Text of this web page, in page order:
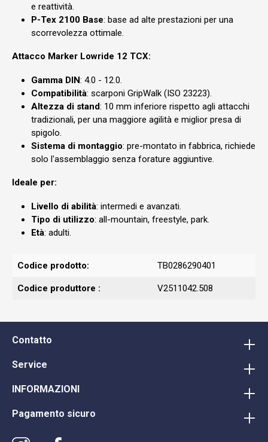
e reattività.
P-Tex 2100 Base: base ad alte prestazioni per una
scorrevolezza ottimale.
Attacco Marker Lowride 12 TCX:
Gamma DIN: 4.0 - 12.0.
Compatibilità: scarponi GripWalk (ISO 23223).
Altezza di stand: 10 mm inferiore rispetto agli attacchi
tradizionali, per una maggiore agilità e miglior presa di
spigolo.
Sistema di montaggio: pre-montato in fabbrica, richiede
solo l'assemblaggio senza forature aggiuntive.
Ideale per:
Livello di abilità: intermedi e avanzati.
Tipo di utilizzo: all-mountain, freestyle, park.
Età: adulti.
Codice prodotto: TB0286290401
Codice produttore : V2511042.508
Contatto
Service
INFORMAZIONI
Pagamento sicuro